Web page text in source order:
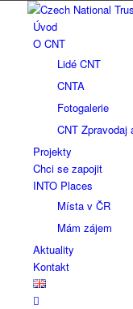
Úvod
O CNT
Lidé CNT
CNTA
Fotogalerie
CNT Zpravodaj
Projekty
Chci se zapojit
INTO Places
Místa v ČR
Mám zájem
Aktuality
Kontakt